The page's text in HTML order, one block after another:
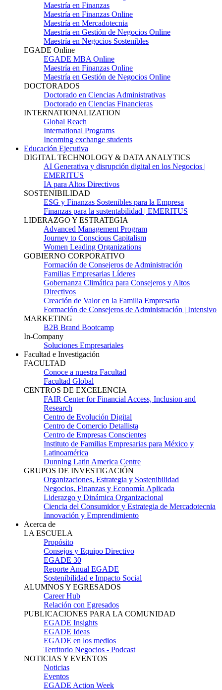
Maestría en Finanzas
Maestría en Finanzas Online
Maestría en Mercadotecnia
Maestría en Gestión de Negocios Online
Maestría en Negocios Sostenibles
EGADE Online
EGADE MBA Online
Maestría en Finanzas Online
Maestría en Gestión de Negocios Online
DOCTORADOS
Doctorado en Ciencias Administrativas
Doctorado en Ciencias Financieras
INTERNATIONALIZATION
Global Reach
International Programs
Incoming exchange students
Educación Ejecutiva
DIGITAL TECHNOLOGY & DATA ANALYTICS
AI Generativa y disrupción digital en los Negocios |
EMERITUS
IA para Altos Directivos
SOSTENIBILIDAD
ESG y Finanzas Sostenibles para la Empresa
Finanzas para la sustentabilidad | EMERITUS
LIDERAZGO Y ESTRATEGIA
Advanced Management Program
Journey to Conscious Capitalism
Women Leading Organizations
GOBIERNO CORPORATIVO
Formación de Consejeros de Administración
Familias Empresarias Líderes
Gobernanza Climática para Consejeros y Altos
Directivos
Creación de Valor en la Familia Empresaria
Formación de Consejeros de Administración | Intensivo
MARKETING
B2B Brand Bootcamp
In-Company
Soluciones Empresariales
Facultad e Investigación
FACULTAD
Conoce a nuestra Facultad
Facultad Global
CENTROS DE EXCELENCIA
FAIR Center for Financial Access, Inclusion and
Research
Centro de Evolución Digital
Centro de Comercio Detallista
Centro de Empresas Conscientes
Instituto de Familias Empresarias para México y
Latinoamérica
Dunning Latin America Centre
GRUPOS DE INVESTIGACIÓN
Organizaciones, Estrategia y Sostenibilidad
Negocios, Finanzas y Economía Aplicada
Liderazgo y Dinámica Organizacional
Ciencia del Consumidor y Estrategia de Mercadotecnia
Innovación y Emprendimiento
Acerca de
LA ESCUELA
Propósito
Consejos y Equipo Directivo
EGADE 30
Reporte Anual EGADE
Sostenibilidad e Impacto Social
ALUMNOS Y EGRESADOS
Career Hub
Relación con Egresados
PUBLICACIONES PARA LA COMUNIDAD
EGADE Insights
EGADE Ideas
EGADE en los medios
Territorio Negocios - Podcast
NOTICIAS Y EVENTOS
Noticias
Eventos
EGADE Action Week